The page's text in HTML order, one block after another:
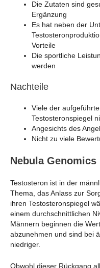
Die Zutaten sind
Ergänzung
Es hat neben der
Vorteile
Die sportliche
werden
Nachteile
Viele der
Testosteronspiegel
Angesichts des
Nicht zu viele
Nebula Genomics
Testosteron ist in der
Thema, das Anlass zur
ihren Testosteronspiegel
einem durchschnittlichen
Männern beginnen die
abzunehmen und sind bei
niedriger.
Obwohl dieser Rückgang